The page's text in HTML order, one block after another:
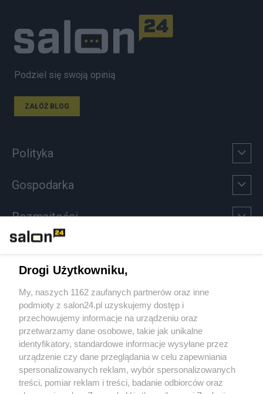
Podziel się swoją opinią
ZAŁÓŻ BLOG
Polityka
Gospodarka
Rozmaitości
Sport
Społeczeństwo
Kultura
Drogi Użytkowniku,
My, naszych 1162 zaufanych partnerów oraz inne
podmioty z salon24.pl uzyskujemy dostęp i
przechowujemy informacje na urządzeniu oraz
przetwarzamy dane osobowe, takie jak unikalne
identyfikatory, standardowe informacje wysyłane przez
urządzenie czy dane przeglądania w celu zapewniania
spersonalizowanych reklam, wybór spersonalizowanych
treści, pomiar reklam i treści, badanie odbiorców oraz